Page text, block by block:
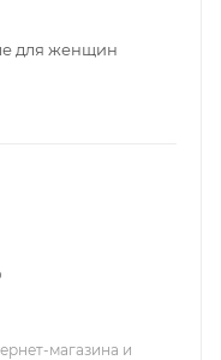
для женщин
магазина и